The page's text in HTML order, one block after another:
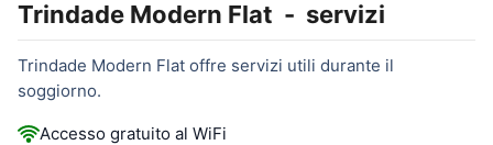
Trindade Modern Flat - servizi
Trindade Modern Flat offre servizi utili durante il
soggiorno.
Accesso gratuito al WiFi